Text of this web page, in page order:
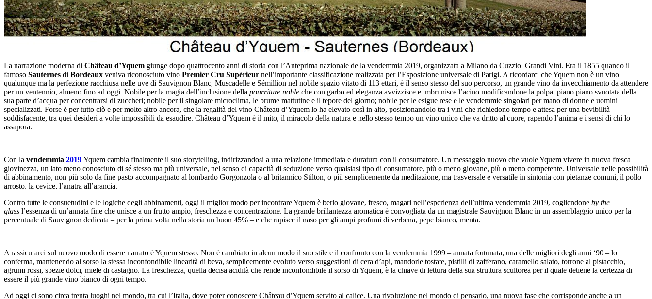
La narrazione moderna di Château d’Yquem giunge dopo quattrocento anni di storia con l’Anteprima nazionale della vendemmia 2019, organizzata a Milano da Cuzziol Grandi Vini. Era il 1855 quando il
famoso Sauternes di Bordeaux veniva riconosciuto vino Premier Cru Supérieur nell’importante classificazione realizzata per l’Esposizione universale di Parigi. A ricordarci che Yquem non è un vino
qualunque ma la perfezione racchiusa nelle uve di Sauvignon Blanc, Muscadelle e Sémillion nel nobile spazio vitato di 113 ettari, è il senso stesso del suo percorso, un grande vino da invecchiamento da attendere
per un ventennio, almeno fino ad oggi. Nobile per la magia dell’inclusione della pourriture noble che con garbo ed eleganza avvizzisce e imbrunisce l’acino modificandone la polpa, piano piano svuotata della
sua parte d’acqua per concentrarsi di zuccheri; nobile per il singolare microclima, le brume mattutine e il tepore del giorno; nobile per le esigue rese e le vendemmie singolari per mano di donne e uomini
specializzati. Forse è per tutto ciò e per molto altro ancora, che la regalità del vino Château d’Yquem lo ha elevato così in alto, posizionandolo tra i vini che richiedono tempo e attesa per una bevibilità
soddisfacente, tra quei desideri a volte impossibili da esaudire. Château d’Yquem è il mito, il miracolo della natura e nello stesso tempo un vino unico che va dritto al cuore, rapendo l’anima e i sensi di chi lo
assapora.
Con la vendemmia 2019 Yquem cambia finalmente il suo storytelling, indirizzandosi a una relazione immediata e duratura con il consumatore. Un messaggio nuovo che vuole Yquem vivere in nuova fresca
giovinezza, un lato meno conosciuto di sé stesso ma più universale, nel senso di capacità di seduzione verso qualsiasi tipo di consumatore, più o meno giovane, più o meno competente. Universale nelle possibilità
di abbinamento, non più solo da fine pasto accompagnato al lombardo Gorgonzola o al britannico Stilton, o più semplicemente da meditazione, ma trasversale e versatile in sintonia con pietanze comuni, il pollo
arrosto, la cevice, l’anatra all’arancia.
Contro tutte le consuetudini e le logiche degli abbinamenti, oggi il miglior modo per incontrare Yquem è berlo giovane, fresco, magari nell’esperienza dell’ultima vendemmia 2019, cogliendone by the
glass l’essenza di un’annata fine che unisce a un frutto ampio, freschezza e concentrazione. La grande brillantezza aromatica è convogliata da un magistrale Sauvignon Blanc in un assemblaggio unico per la
percentuale di Sauvignon dedicata – per la prima volta nella storia un buon 45% – e che rapisce il naso per gli ampi profumi di verbena, pepe bianco, menta.
A rassicurarci sul nuovo modo di essere narrato è Yquem stesso. Non è cambiato in alcun modo il suo stile e il confronto con la vendemmia 1999 – annata fortunata, una delle migliori degli anni ‘90 – lo
conferma, mantenendo al sorso la stessa inconfondibile linearità di beva, semplicemente evoluto verso suggestioni di cera d’api, mandorle tostate, pistilli di zafferano, caramello salato, torrone al pistacchio,
agrumi rossi, spezie dolci, miele di castagno. La freschezza, quella decisa acidità che rende inconfondibile il sorso di Yquem, è la chiave di lettura della sua struttura scultorea per il quale detiene la certezza di
essere il più grande vino bianco di ogni tempo.
Ad oggi ci sono circa trenta luoghi nel mondo, tra cui l’Italia, dove poter conoscere Château d’Yquem servito al calice. Una rivoluzione nel mondo di pensarlo, una nuova fase che corrisponde anche a un